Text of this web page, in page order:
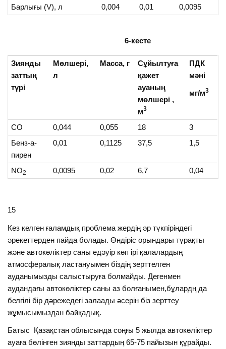
Барлығы (V), л 0,004 0,01 0,0095
6-кесте
Зиянды
заттың
түрі
Мөлшері,
л
Масса, г
Сұйылтуға
қажет
ауаның
мөлшері ,
м3
ПДК
мәні
мг/м3
СО 0,044 0,055 18
3
Бенз-а-
пирен
0,01 0,1125 37,5 1,5
NО2 0,0095 0,02 6,7 0,04
15
Кез келген ғаламдық проблема жердің әр түкпіріндегі
әрекеттерден пайда болады. Өндіріс орындары тұрақты
және автокөліктер саны едәуір көп ірі қалалардың
атмосфералық ластануымен біздің зерттелген
ауданымызды салыстыруға болмайды. Дегенмен
аудандағы автокөліктер саны аз болғанымен,бұлардң да
белгілі бір дәрежедегі залаады әсерін біз зерттеу
жұмысымыздан байқадық.
Батыс Қазақстан облысында соңғы 5 жылда автокөліктер
ауаға бөлінген зиянды заттардың 65-75 пайызын құрайды.